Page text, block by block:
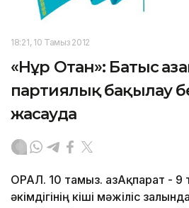
18:21, 10 Тамыз 2012
«Нұр Отан»: Батыс
партиялық бақылау
жасауда
ОРАЛ. 10 тамыз. ҚазАқпарат - 9
әкімдігінің кіші мәжіліс